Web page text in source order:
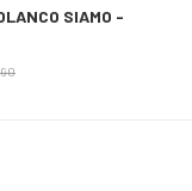
SIAMO -